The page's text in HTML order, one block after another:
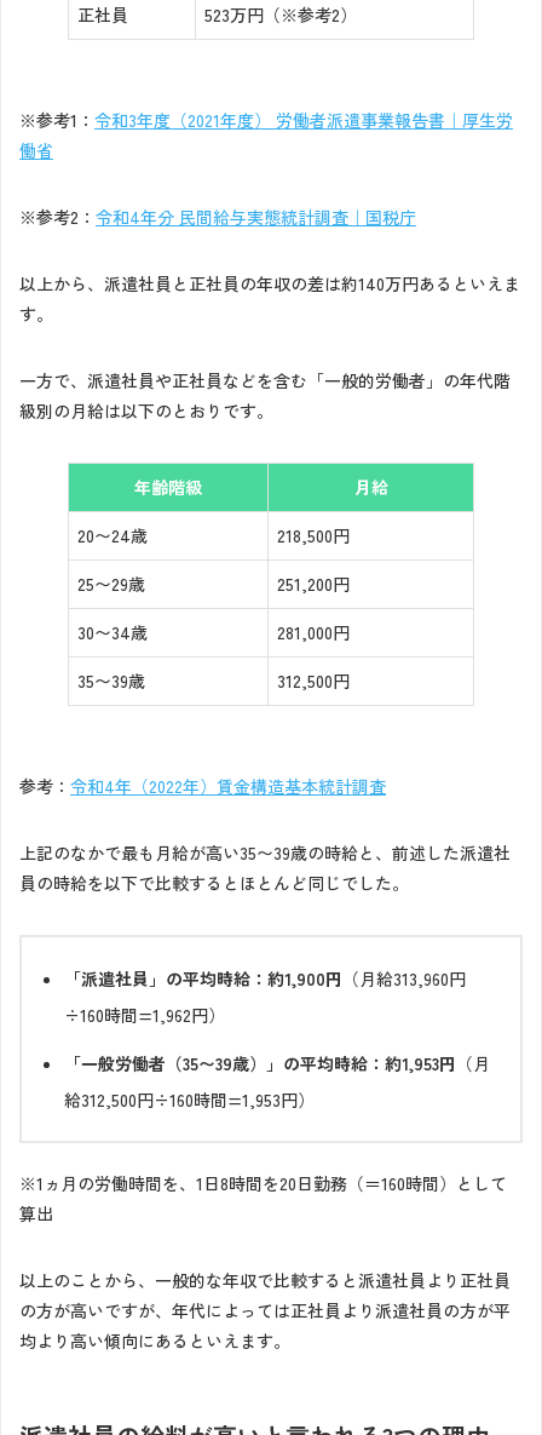
正社員
523万円（※参考2）
※参考1： 令和3年度（2021年度） 労働者派遣事業報告書｜厚生労
働省
※参考2： 令和4年分 民間給与実態統計調査｜国税庁
以上から、派遣社員と正社員の年収の差は約140万円あるといえま
す。
一方で、派遣社員や正社員などを含む「一般的労働者」の年代階
級別の月給は以下のとおりです。
年齢階級
月給
20〜24歳
218,500円
25〜29歳
251,200円
30〜34歳
281,000円
35〜39歳
312,500円
参考： 令和4年（2022年）賃金構造基本統計調査
上記のなかで最も月給が高い35〜39歳の時給と、前述した派遣社
員の時給を以下で比較するとほとんど同じでした。
「派遣社員」の平均時給：約1,900円 （月給313,960円
÷160時間=1,962円）
「一般労働者（35〜39歳）」の平均時給：約1,953円 （月
給312,500円÷160時間=1,953円）
※1ヵ月の労働時間を、1日8時間を20日勤務（＝160時間）として
算出
以上のことから、一般的な年収で比較すると派遣社員より正社員
の方が高いですが、年代によっては正社員より派遣社員の方が平
均より高い傾向にあるといえます。